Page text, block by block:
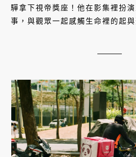
驊拿下視帝獎座！他在影集裡扮
事，與觀眾一起感觸生命裡的起與